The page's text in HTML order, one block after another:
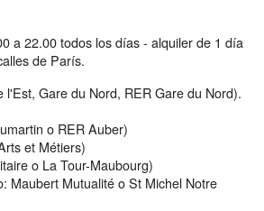
a 22.00 todos los días - alquiler de 1 día
de París.
Gare du Nord, RER Gare du Nord).
o RER Auber)
et Métiers)
o La Tour-Maubourg)
Maubert Mutualité o St Michel Notre